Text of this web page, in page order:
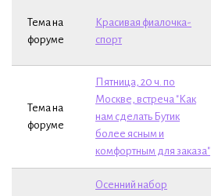
Тема на
форуме
Красивая фиалочка-
спорт
Тема на
форуме
Пятница, 20 ч. по
Москве, встреча "Как
нам сделать Бутик
более ясным и
комфортным для заказа"
Осенний набор